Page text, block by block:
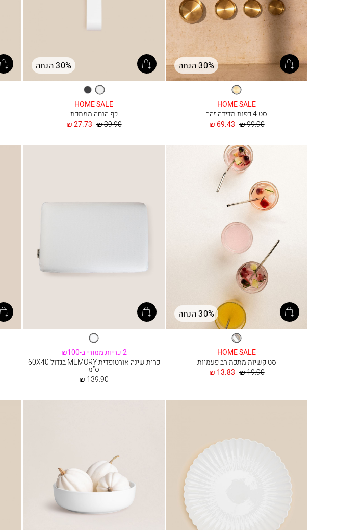
30% הנחה
זהב
HOME SALE
סט 4 כפות מדידה זהב
החל
69.43 ₪ מחיר
99.90 ₪
30% הנחה
לבן שחור
HOME SALE
כף הנחה ממתכת
החל
27.73 ₪ מחיר
39.90 ₪
30% הנחה
כסף
HOME SALE
סט קשיות מתכת רב פעמיות
החל
13.83 ₪ מחיר
19.90 ₪
לבן
2 כריות ממורי ב-₪100
כרית שינה אורטופדית MEMORY בגדול 60X40
ס”מ
החל
139.90 ₪